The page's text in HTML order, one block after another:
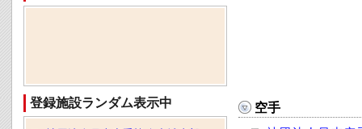
空手
登録施設ランダム表示中